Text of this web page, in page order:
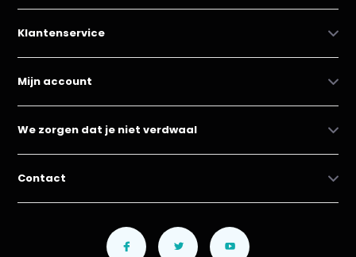
Klantenservice
Mijn account
We zorgen dat je niet verdwaal
Contact